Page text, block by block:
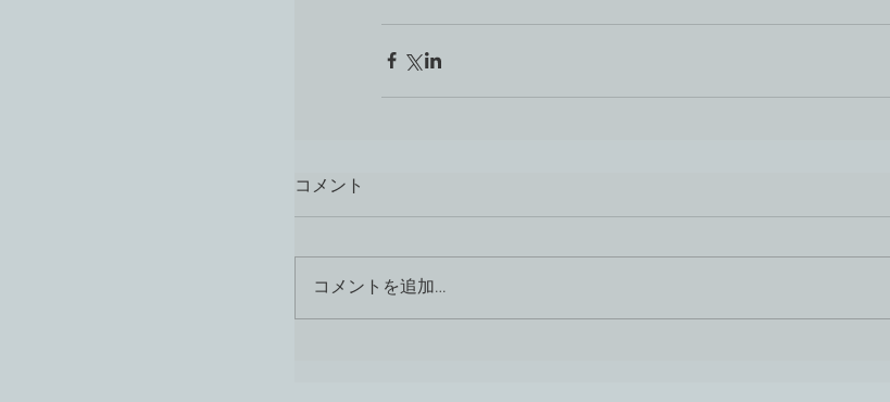
コメント
コメントを追加…